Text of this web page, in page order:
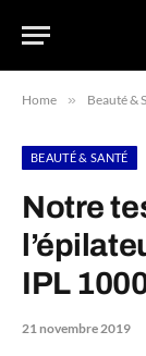
Home » Beauté &
BEAUTÉ & SANTÉ
Notre
IPL
21 novembre 2019